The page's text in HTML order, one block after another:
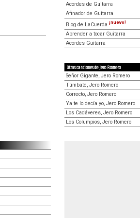
Acordes de Guitarra
Afinador de Guitarra
Blog de LaCuerda ¡nuevo!
Aprender a tocar Guitarra
Acordes Guitarra
Otras canciones de Jero Romero
Señor Gigante, Jero Romero
Túmbate, Jero Romero
Correcto, Jero Romero
Ya te lo decía yo, Jero Romero
Los Cadáveres, Jero Romero
Los Columpios, Jero Romero